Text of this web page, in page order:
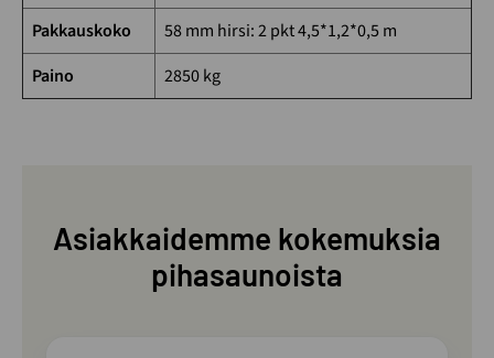
Pakkauskoko
58 mm hirsi: 2 pkt 4,5*1,2*0,5 m
Paino
2850 kg
Asiakkaidemme kokemuksia
pihasaunoista